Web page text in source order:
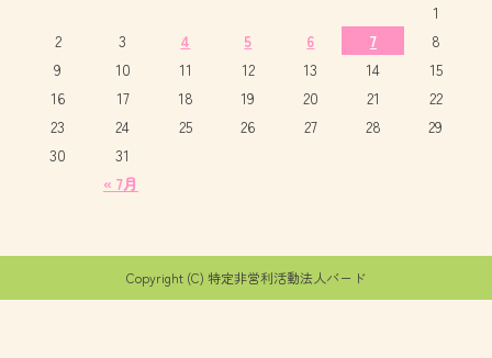
« 7月
1
2
3 4 5 6 7
8
9
10 11 12 13 14
15
16
17 18 19 20 21
22
23
24 25 26 27 28
29
30
31
Copyright (C) 特定非営利活動法人バード